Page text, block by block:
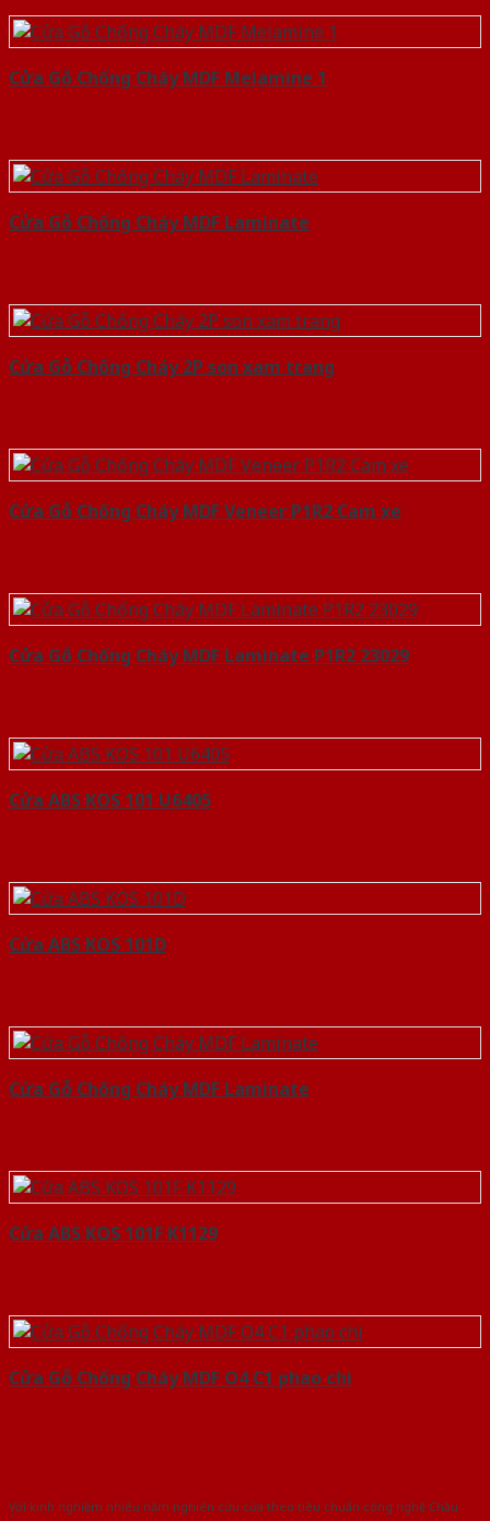
Cửa Gỗ Chống Cháy MDF Melamine 1
Cửa Gỗ Chống Cháy MDF Laminate
Cửa Gỗ Chống Cháy 2P son xam trang
Cửa Gỗ Chống Cháy MDF Veneer P1R2 Cam xe
Cửa Gỗ Chống Cháy MDF Laminate P1R2 23029
Cửa ABS KOS 101 U6405
Cửa ABS KOS 101D
Cửa Gỗ Chống Cháy MDF Laminate
Cửa ABS KOS 101F K1129
Cửa Gỗ Chống Cháy MDF O4 C1 phao chi
Với kinh nghiệm nhiêu năm nghiên cứu cửa theo tiêu chuẩn công nghệ Châu